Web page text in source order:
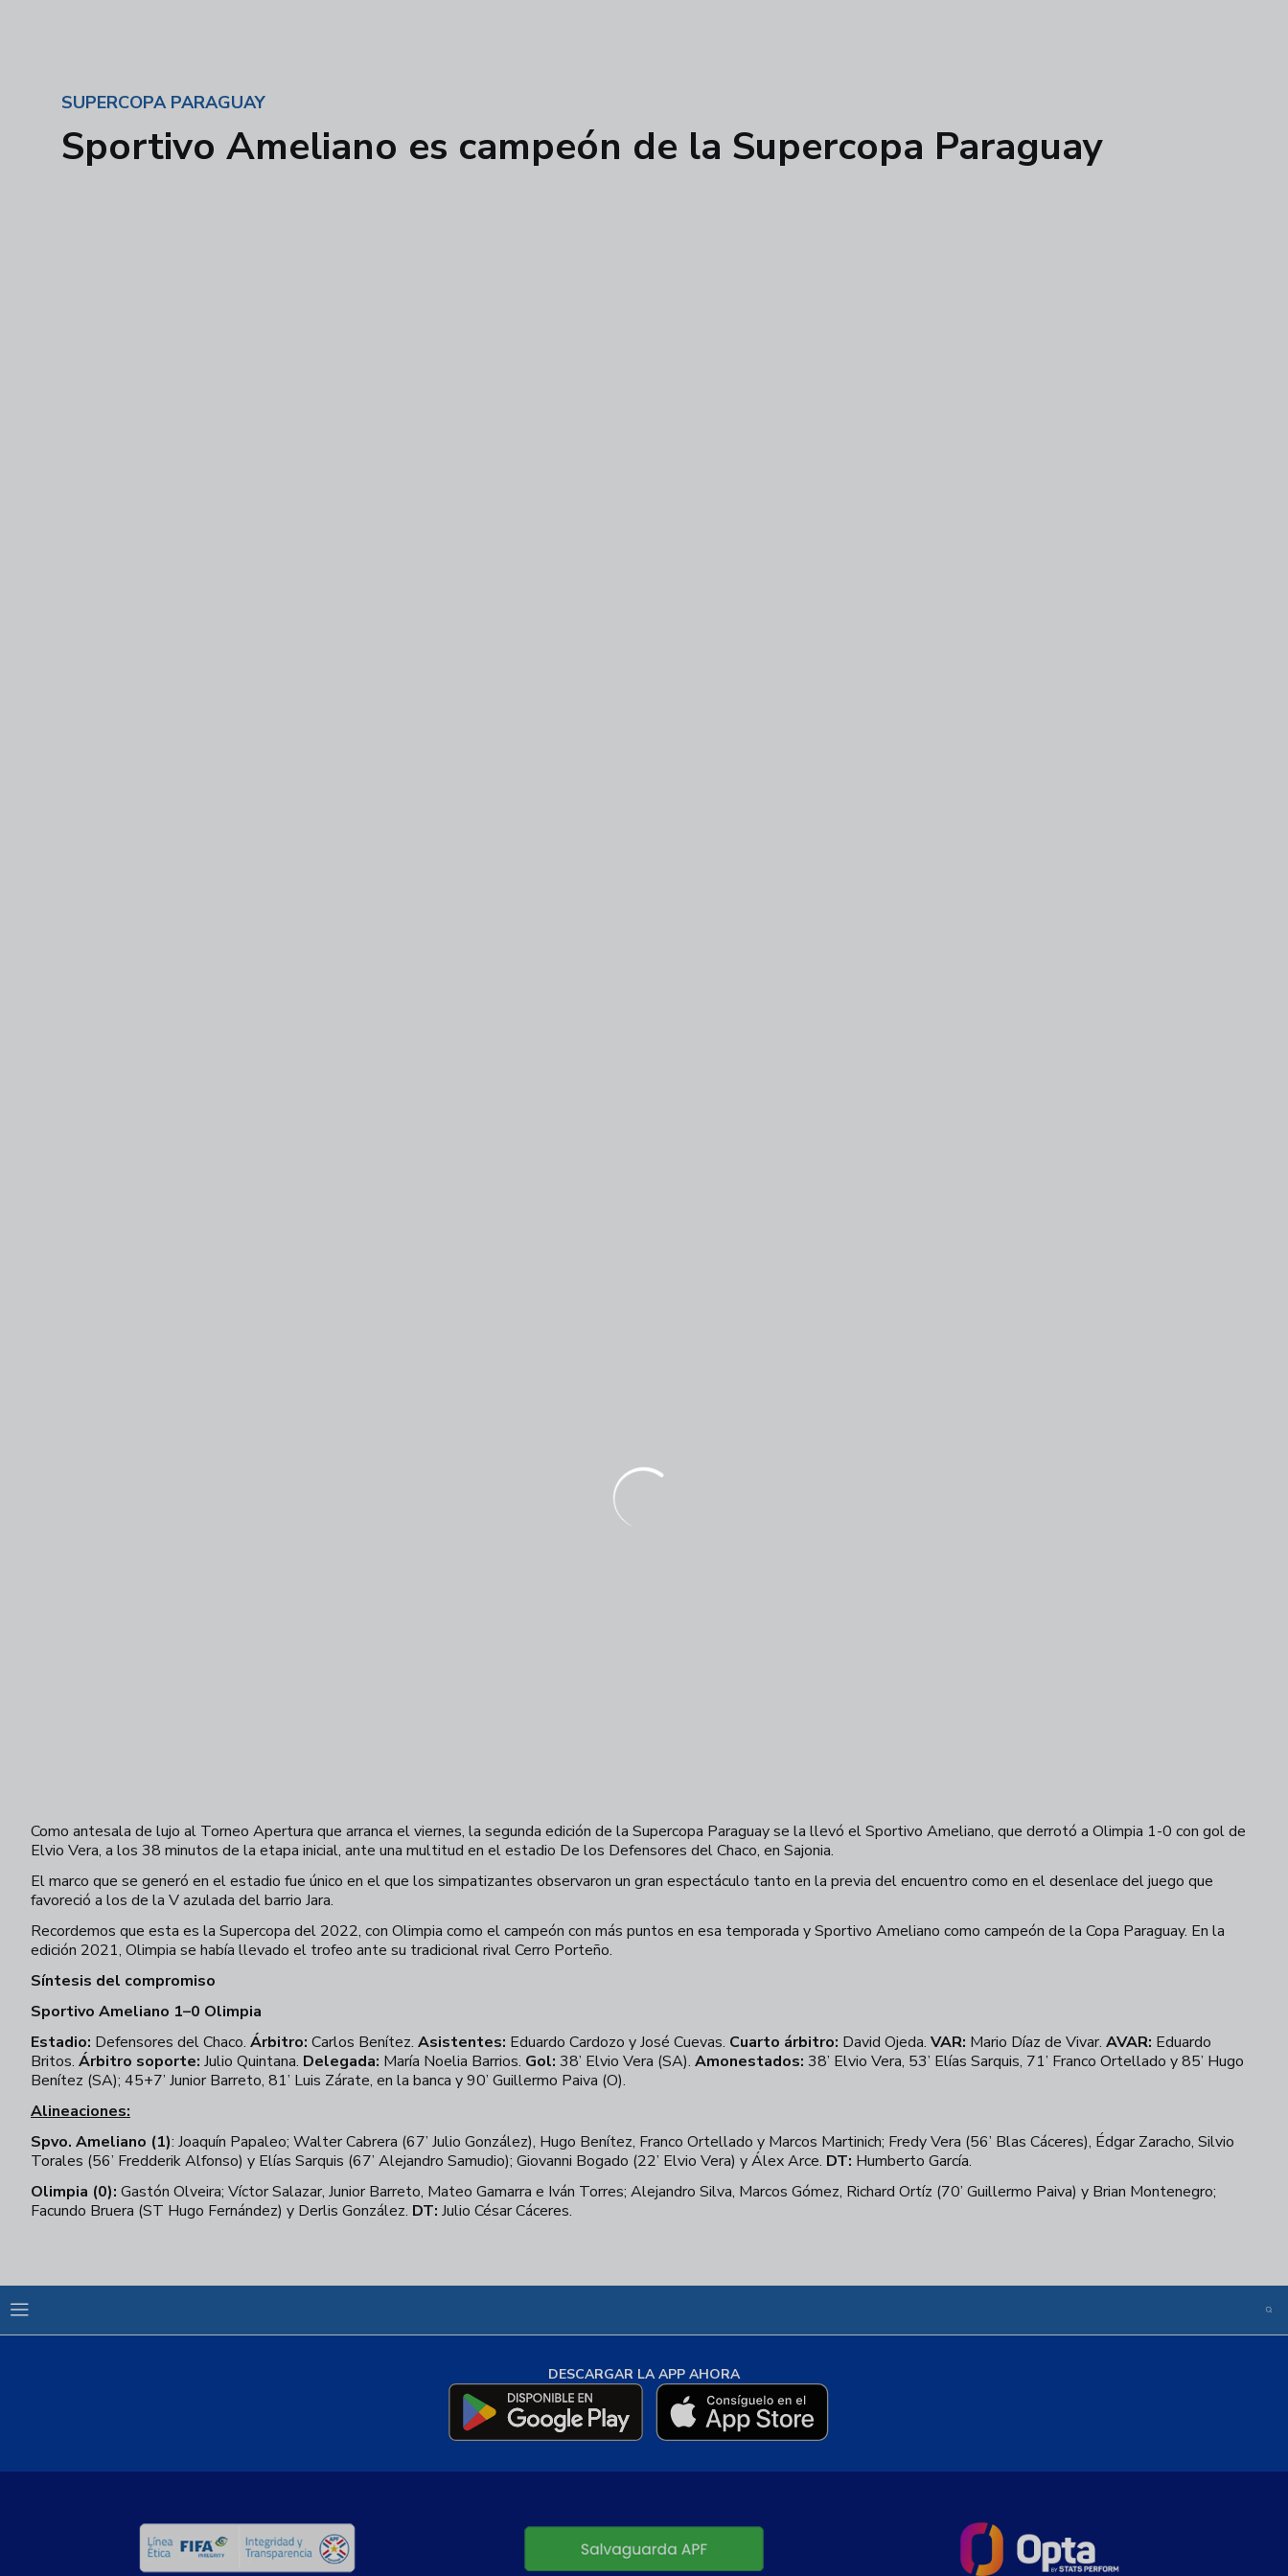
SUPERCOPA PARAGUAY
Sportivo Ameliano es campeón de la Supercopa Paraguay
Como antesala de lujo al Torneo Apertura que arranca el viernes, la segunda edición de la Supercopa Paraguay se la llevó el Sportivo Ameliano, que derrotó a Olimpia 1-0 con gol de
Elvio Vera, a los 38 minutos de la etapa inicial, ante una multitud en el estadio De los Defensores del Chaco, en Sajonia.
El marco que se generó en el estadio fue único en el que los simpatizantes observaron un gran espectáculo tanto en la previa del encuentro como en el desenlace del juego que
favoreció a los de la V azulada del barrio Jara.
Recordemos que esta es la Supercopa del 2022, con Olimpia como el campeón con más puntos en esa temporada y Sportivo Ameliano como campeón de la Copa Paraguay. En la
edición 2021, Olimpia se había llevado el trofeo ante su tradicional rival Cerro Porteño.
Síntesis del compromiso
Sportivo Ameliano 1–0 Olimpia
Estadio: Defensores del Chaco. Árbitro: Carlos Benítez. Asistentes: Eduardo Cardozo y José Cuevas. Cuarto árbitro: David Ojeda. VAR: Mario Díaz de Vivar. AVAR: Eduardo
Britos. Árbitro soporte: Julio Quintana. Delegada: María Noelia Barrios. Gol: 38’ Elvio Vera (SA). Amonestados: 38’ Elvio Vera, 53’ Elías Sarquis, 71’ Franco Ortellado y 85’ Hugo
Benítez (SA); 45+7’ Junior Barreto, 81’ Luis Zárate, en la banca y 90’ Guillermo Paiva (O).
Alineaciones:
Spvo. Ameliano (1): Joaquín Papaleo; Walter Cabrera (67’ Julio González), Hugo Benítez, Franco Ortellado y Marcos Martinich; Fredy Vera (56’ Blas Cáceres), Édgar Zaracho, Silvio
Torales (56’ Fredderik Alfonso) y Elías Sarquis (67’ Alejandro Samudio); Giovanni Bogado (22’ Elvio Vera) y Álex Arce. DT: Humberto García.
Olimpia (0): Gastón Olveira; Víctor Salazar, Junior Barreto, Mateo Gamarra e Iván Torres; Alejandro Silva, Marcos Gómez, Richard Ortíz (70’ Guillermo Paiva) y Brian Montenegro;
Facundo Bruera (ST Hugo Fernández) y Derlis González. DT: Julio César Cáceres.
DESCARGAR LA APP AHORA